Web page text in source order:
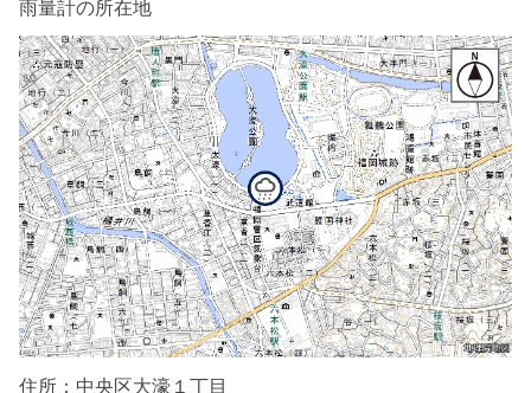
雨量計の所在地
住所：中央区大濠１丁目